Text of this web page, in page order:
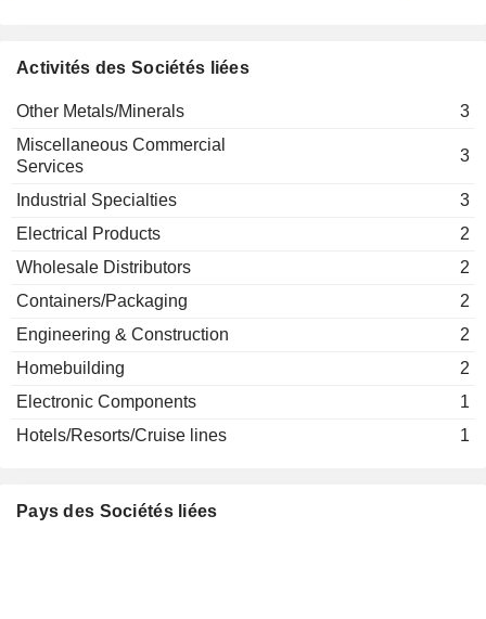
Engineering & Construction
Billy Venter
ArianeGroup Holding SAS
Financial Conglomerates
Activités des Sociétés liées
Other Metals/Minerals
3
Miscellaneous Commercial
Services
3
Industrial Specialties
3
Electrical Products
2
Wholesale Distributors
2
Containers/Packaging
2
Engineering & Construction
2
Homebuilding
2
Electronic Components
1
Hotels/Resorts/Cruise lines
1
Pays des Sociétés liées